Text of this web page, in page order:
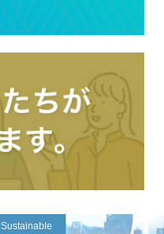
Sustainable